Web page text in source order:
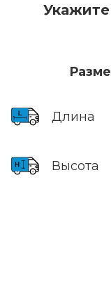
Длина
Высота